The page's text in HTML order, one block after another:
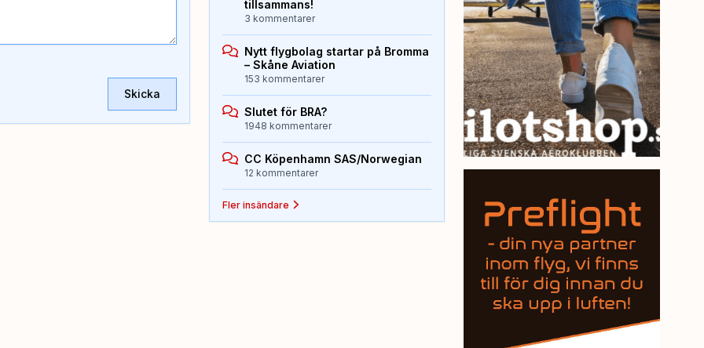
Skicka
tillsammans!
3 kommentarer
Nytt flygbolag startar på Bromma
– Skåne Aviation
153 kommentarer
Slutet för BRA?
1948 kommentarer
CC Köpenhamn SAS/Norwegian
12 kommentarer
Fler insändare